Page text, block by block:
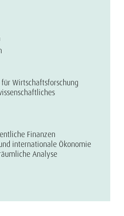
Wirtschaftsforschung
Finanzen
internationale Ökonomie
Analyse